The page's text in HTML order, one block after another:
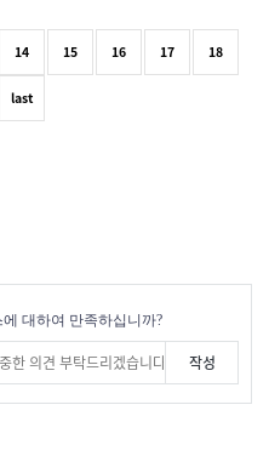
14 15 16 17 18
last
대하여 만족하십니까?